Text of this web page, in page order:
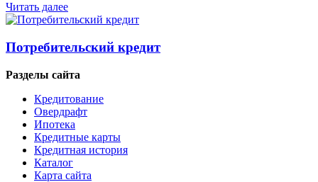
Читать далее
Потребительский кредит
Разделы сайта
Кредитование
Овердрафт
Ипотека
Кредитные карты
Кредитная история
Каталог
Карта сайта